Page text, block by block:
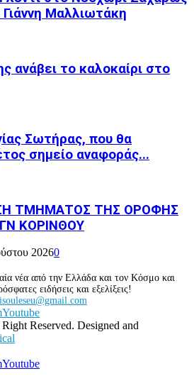
Μαλλιωτάκη
ανάβει το καλοκαίρι στο
Σωτήρας, που θα
σημείο αναφοράς...
ΤΜΗΜΑΤΟΣ ΤΗΣ ΟΡΟΦΗΣ
ΚΟΡΙΝΘΟΥ
20260
νέα από την Ελλάδα και τον Κόσμο και
ειδήσεις και εξελίξεις!
Youtube
Reserved. Designed and
Youtube